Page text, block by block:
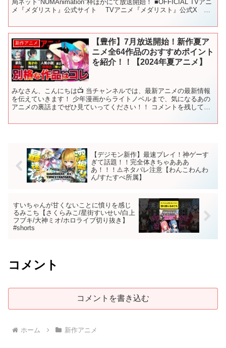
局ネット"NUMAnimation"枠ほかにて放送開始！ ■OFFICIAL TVアニ
メ『メダリスト』公式サイト TVアニメ『メダリスト』公式X
新作アニメ
【豊作】7月放送開始！新作夏ア
ニメ全64作品のおすすめポイント
を紹介！！【2024年夏アニメ】
みなさん、こんにちは📺 当チャンネルでは、最新アニメの最新情報
を伝えていきます！ 少年漫画からライトノベルまで、気になるあの
アニメの裏話までぜひ見ていってください！！ コメントを残してく
【デジモン新作】最速プレイ！神ゲーす
ぎて話題！！完全体きちゃあああ
あ！！！⚠️ネタバレ注意【わんこわんわ
ん/すたすぺ所属】
すいちゃんが甘くないことに憤りを感じ
るみこち【さくらみこ/星街すいせい/白上
フブキ/大神ミオ/ホロライブ切り抜き】
#shorts
コメント
コメントを書き込む
ホーム 新作アニメ